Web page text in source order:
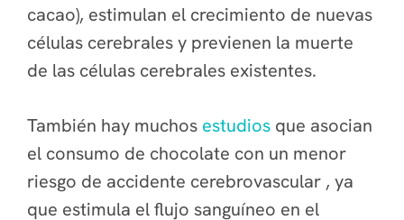
cacao), estimulan el crecimiento de nuevas
células cerebrales y previenen la muerte
de las células cerebrales existentes.
También hay muchos estudios que asocian
el consumo de chocolate con un menor
riesgo de accidente cerebrovascular , ya
que estimula el flujo sanguíneo en el